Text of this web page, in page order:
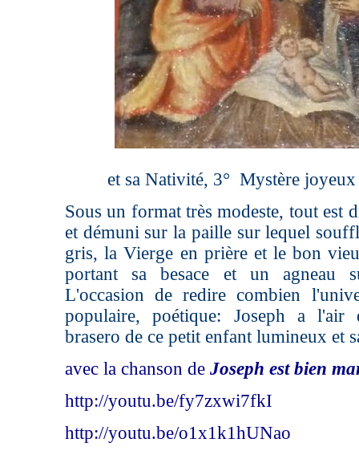
et sa Nativité, 3° Mystère joyeux
Sous un format très modeste, tout est
et démuni sur la paille sur lequel
gris, la Vierge en prière et le bon
portant sa besace et un agneau
L'occasion de redire combien
populaire, poétique: Joseph a
brasero de ce petit enfant lumineux et
avec la chanson de Joseph est bien
http://youtu.be/fy7zxwi7fkI
http://youtu.be/o1x1k1hUNao